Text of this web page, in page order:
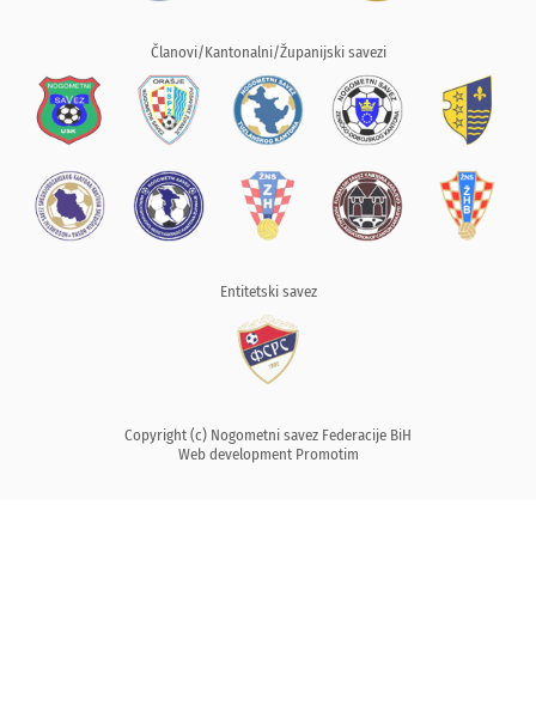
Članovi/Kantonalni/Županijski savezi
Entitetski savez
Copyright (c) Nogometni savez Federacije BiH
Web development Promotim